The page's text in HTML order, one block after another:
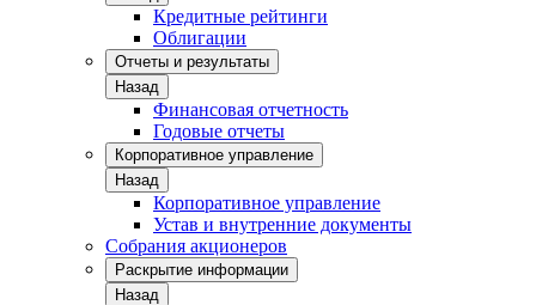
Кредитные рейтинги
Облигации
Отчеты и результаты
Назад
Финансовая отчетность
Годовые отчеты
Корпоративное управление
Назад
Корпоративное управление
Устав и внутренние документы
Собрания акционеров
Раскрытие информации
Назад